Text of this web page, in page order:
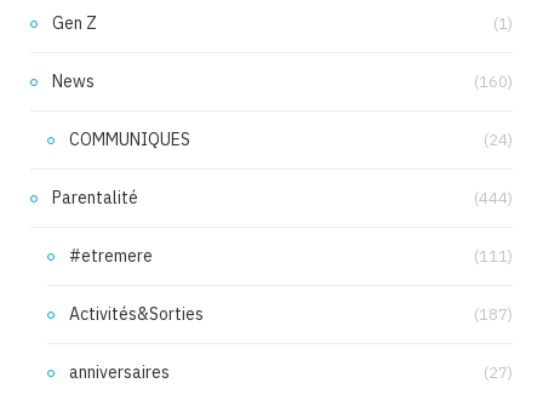
Gen Z (1)
News (160)
COMMUNIQUES (24)
Parentalité (444)
#etremere (111)
Activités&Sorties (187)
anniversaires (27)